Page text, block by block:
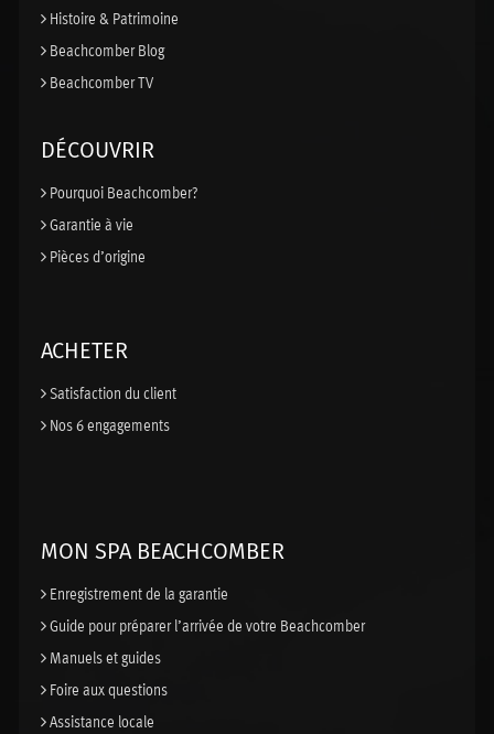
Histoire & Patrimoine
Beachcomber Blog
Beachcomber TV
DÉCOUVRIR
Pourquoi Beachcomber?
Garantie à vie
Pièces d’origine
ACHETER
Satisfaction du client
Nos 6 engagements
MON SPA BEACHCOMBER
Enregistrement de la garantie
Guide pour préparer l’arrivée de votre Beachcomber
Manuels et guides
Foire aux questions
Assistance locale